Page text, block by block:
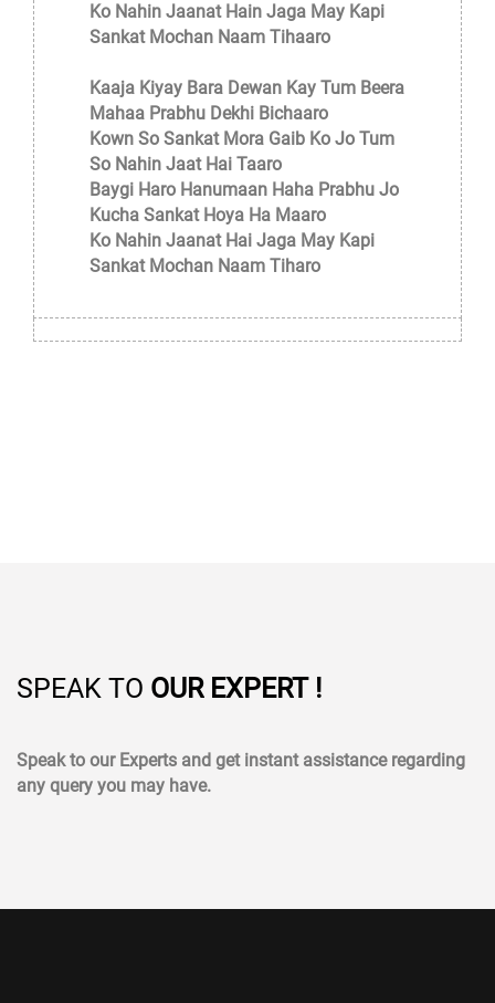
Ko Nahin Jaanat Hain Jaga May Kapi
Sankat Mochan Naam Tihaaro
Kaaja Kiyay Bara Dewan Kay Tum Beera
Mahaa Prabhu Dekhi Bichaaro
Kown So Sankat Mora Gaib Ko Jo Tum
So Nahin Jaat Hai Taaro
Baygi Haro Hanumaan Haha Prabhu Jo
Kucha Sankat Hoya Ha Maaro
Ko Nahin Jaanat Hai Jaga May Kapi
Sankat Mochan Naam Tiharo
SPEAK TO OUR EXPERT !
Speak to our Experts and get instant assistance regarding
any query you may have.